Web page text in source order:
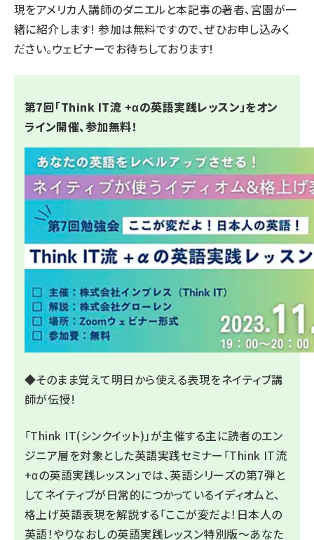
現をアメリカ人講師のダニエルと本記事の著者、宮園が一
緒に紹介します! 参加は無料ですので、ぜひお申し込みく
ださい。ウェビナーでお待ちしております!
第7回「Think IT流 +αの英語実践レッスン」をオン
ライン開催、参加無料！
◆そのまま覚えて明日から使える表現をネイティブ講
師が伝授!
「Think IT(シンクイット)」が主催する主に読者のエン
ジニア層を対象とした英語実践セミナー「Think IT流
+αの英語実践レッスン」では、英語シリーズの第7弾と
してネイティブが日常的につかっているイディオムと、
格上げ英語表現を解説する「ここが変だよ！日本人の
英語！やりなおしの英語実践レッスン特別版～あなた